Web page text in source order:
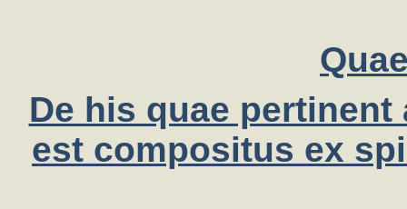
De his quae
est compositus ex